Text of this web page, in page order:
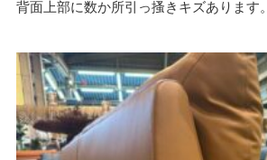
背面上部に数か所引っ搔きキズあります。